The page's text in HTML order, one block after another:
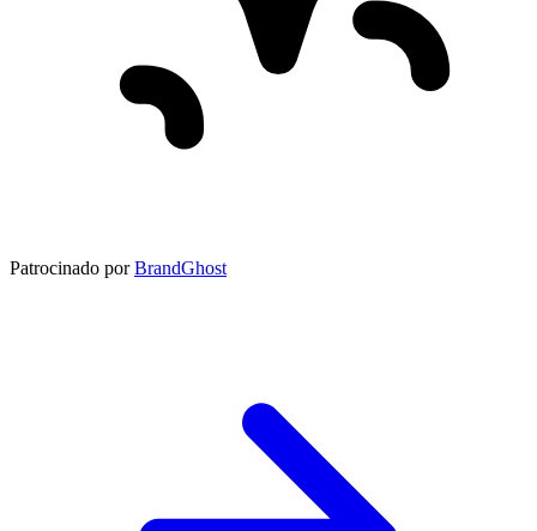
Patrocinado por BrandGhost